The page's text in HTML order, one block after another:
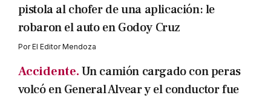
pistola al chofer de una aplicación: le
robaron el auto en Godoy Cruz
PorEl Editor Mendoza
Accidente.Un camión cargado con peras
volcó en General Alvear y el conductor fue